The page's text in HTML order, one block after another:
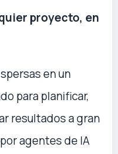
proyecto, en
en un
para planificar,
resultados a gran
agentes de IA